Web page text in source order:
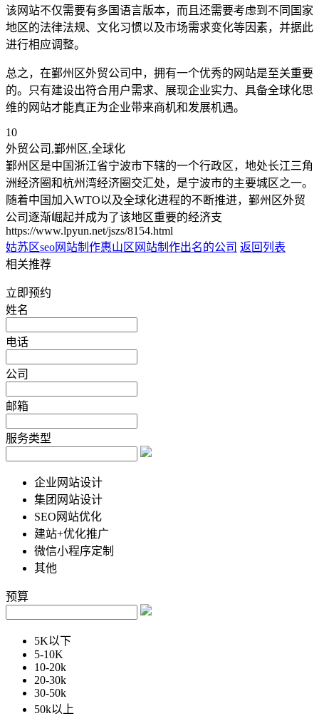
该网站不仅需要有多国语言版本，而且还需要考虑到不同国家
地区的法律法规、文化习惯以及市场需求变化等因素，并据此
进行相应调整。
总之，在鄞州区外贸公司中，拥有一个优秀的网站是至关重要
的。只有建设出符合用户需求、展现企业实力、具备全球化思
维的网站才能真正为企业带来商机和发展机遇。
10
外贸公司,鄞州区,全球化
鄞州区是中国浙江省宁波市下辖的一个行政区，地处长江三角
洲经济圈和杭州湾经济圈交汇处，是宁波市的主要城区之一。
随着中国加入WTO以及全球化进程的不断推进，鄞州区外贸
公司逐渐崛起并成为了该地区重要的经济支
https://www.lpyun.net/jszs/8154.html
姑苏区seo网站制作惠山区网站制作出名的公司 返回列表
相关推荐
立即预约
姓名
电话
公司
邮箱
服务类型
企业网站设计
集团网站设计
SEO网站优化
建站+优化推广
微信小程序定制
其他
预算
5K以下
5-10K
10-20k
20-30k
30-50k
50k以上